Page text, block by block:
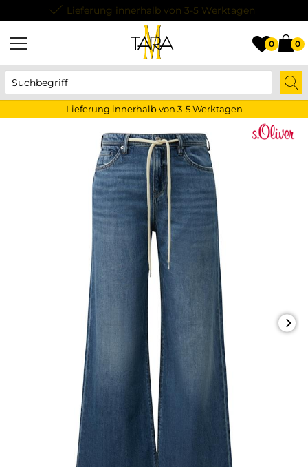
Lieferung innerhalb von 3-5 Werktagen
0 0
Lieferung innerhalb von 3-5 Werktagen